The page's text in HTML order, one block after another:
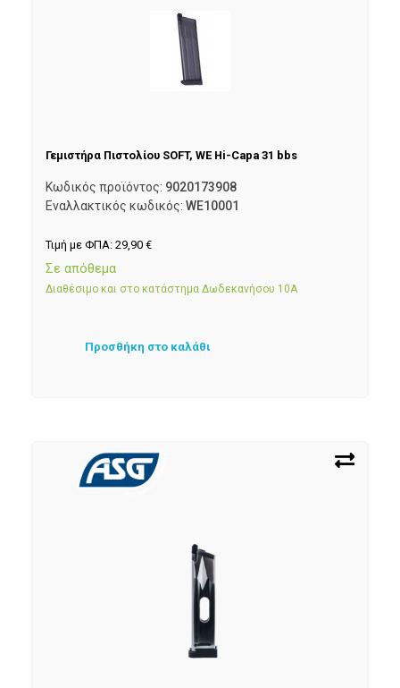
Γεμιστήρα Πιστολίου SOFT, WE Hi-Capa 31 bbs
Κωδικός προϊόντος: 9020173908
Εναλλακτικός κωδικός: WE10001
Τιμή με ΦΠΑ: 29,90 €
Σε απόθεμα
Διαθέσιμο και στο κατάστημα Δωδεκανήσου 10Α
Προσθήκη στο καλάθι